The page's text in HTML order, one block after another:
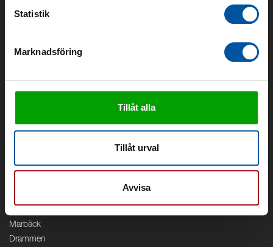
Statistik
Marknadsföring
Tillåt alla
Tillåt urval
Avvisa
Områden
Vattenrening
Geoenergi
Debe
Marbäck
Drammen